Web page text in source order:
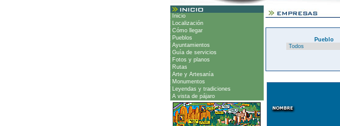
Inicio
Localización
Cómo llegar
Pueblos
Ayuntamientos
Guía de servicios
Fotos y planos
Rutas
Arte y Artesanía
Monumentos
Leyendas y tradiciones
A vista de pájaro
Pueblo